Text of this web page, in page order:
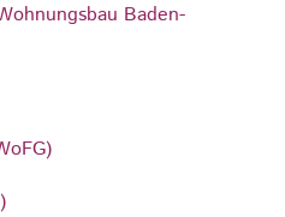
Baden-